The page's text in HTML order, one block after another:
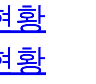
황
황